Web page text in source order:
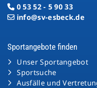
0 53 52 - 5 90 33
info@sv-esbeck.de
Sportangebote finden
Unser Sportangebot
Sportsuche
Ausfälle und